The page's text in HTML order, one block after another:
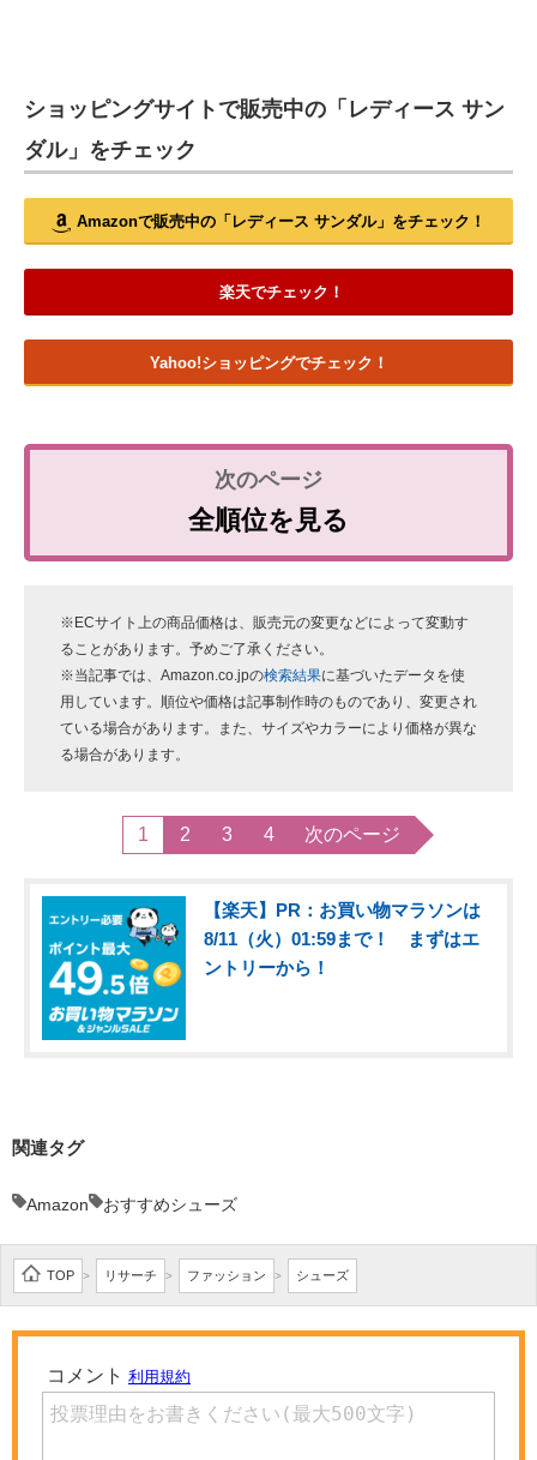
ショッピングサイトで販売中の「レディース サン
ダル」をチェック
Amazonで販売中の「レディース サンダル」をチェック！
楽天でチェック！
Yahoo!ショッピングでチェック！
全順位を見る
※ECサイト上の商品価格は、販売元の変更などによって変動す
ることがあります。予めご了承ください。
※当記事では、Amazon.co.jpの検索結果に基づいたデータを使
用しています。順位や価格は記事制作時のものであり、変更され
ている場合があります。また、サイズやカラーにより価格が異な
る場合があります。
1 2 3 4 次のページ
【楽天】PR：お買い物マラソンは
8/11（火）01:59まで！ まずはエ
ントリーから！
関連タグ
Amazon おすすめシューズ
TOP > リサーチ > ファッション > シューズ